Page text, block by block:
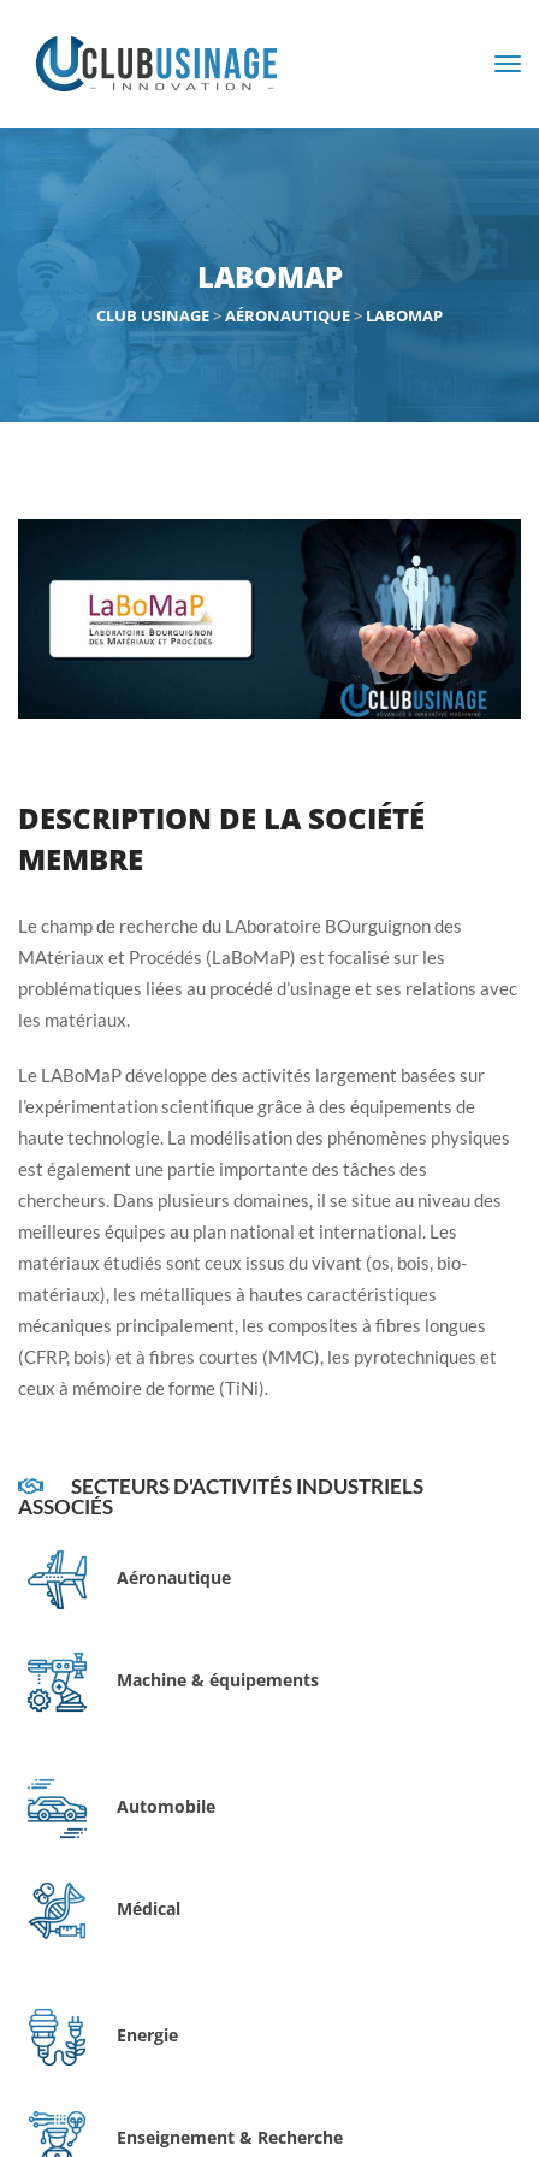
LABOMAP
CLUB USINAGE>AÉRONAUTIQUE> LABOMAP
DESCRIPTION DE LA SOCIÉTÉ
MEMBRE
Le champ de recherche du LAboratoire BOurguignon des
MAtériaux et Procédés (LaBoMaP) est focalisé sur les
problématiques liées au procédé d’usinage et ses relations avec
les matériaux.
Le LABoMaP développe des activités largement basées sur
l’expérimentation scientifique grâce à des équipements de
haute technologie. La modélisation des phénomènes physiques
est également une partie importante des tâches des
chercheurs. Dans plusieurs domaines, il se situe au niveau des
meilleures équipes au plan national et international. Les
matériaux étudiés sont ceux issus du vivant (os, bois, bio-
matériaux), les métalliques à hautes caractéristiques
mécaniques principalement, les composites à fibres longues
(CFRP, bois) et à fibres courtes (MMC), les pyrotechniques et
ceux à mémoire de forme (TiNi).
SECTEURS D'ACTIVITÉS INDUSTRIELS
ASSOCIÉS
Aéronautique
Machine & équipements
Automobile
Médical
Energie
Enseignement & Recherche